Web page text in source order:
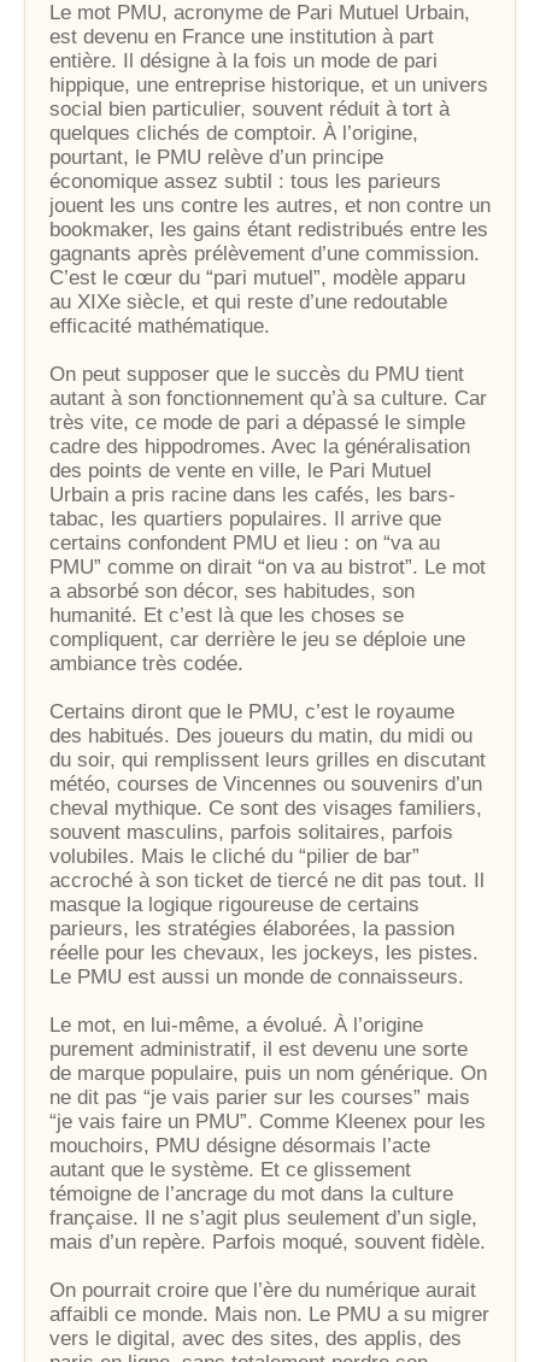
Le mot PMU, acronyme de Pari Mutuel Urbain,
est devenu en France une institution à part
entière. Il désigne à la fois un mode de pari
hippique, une entreprise historique, et un univers
social bien particulier, souvent réduit à tort à
quelques clichés de comptoir. À l’origine,
pourtant, le PMU relève d’un principe
économique assez subtil : tous les parieurs
jouent les uns contre les autres, et non contre un
bookmaker, les gains étant redistribués entre les
gagnants après prélèvement d’une commission.
C’est le cœur du “pari mutuel”, modèle apparu
au XIXe siècle, et qui reste d’une redoutable
efficacité mathématique.
On peut supposer que le succès du PMU tient
autant à son fonctionnement qu’à sa culture. Car
très vite, ce mode de pari a dépassé le simple
cadre des hippodromes. Avec la généralisation
des points de vente en ville, le Pari Mutuel
Urbain a pris racine dans les cafés, les bars-
tabac, les quartiers populaires. Il arrive que
certains confondent PMU et lieu : on “va au
PMU” comme on dirait “on va au bistrot”. Le mot
a absorbé son décor, ses habitudes, son
humanité. Et c’est là que les choses se
compliquent, car derrière le jeu se déploie une
ambiance très codée.
Certains diront que le PMU, c’est le royaume
des habitués. Des joueurs du matin, du midi ou
du soir, qui remplissent leurs grilles en discutant
météo, courses de Vincennes ou souvenirs d’un
cheval mythique. Ce sont des visages familiers,
souvent masculins, parfois solitaires, parfois
volubiles. Mais le cliché du “pilier de bar”
accroché à son ticket de tiercé ne dit pas tout. Il
masque la logique rigoureuse de certains
parieurs, les stratégies élaborées, la passion
réelle pour les chevaux, les jockeys, les pistes.
Le PMU est aussi un monde de connaisseurs.
Le mot, en lui-même, a évolué. À l’origine
purement administratif, il est devenu une sorte
de marque populaire, puis un nom générique. On
ne dit pas “je vais parier sur les courses” mais
“je vais faire un PMU”. Comme Kleenex pour les
mouchoirs, PMU désigne désormais l’acte
autant que le système. Et ce glissement
témoigne de l’ancrage du mot dans la culture
française. Il ne s’agit plus seulement d’un sigle,
mais d’un repère. Parfois moqué, souvent fidèle.
On pourrait croire que l’ère du numérique aurait
affaibli ce monde. Mais non. Le PMU a su migrer
vers le digital, avec des sites, des applis, des